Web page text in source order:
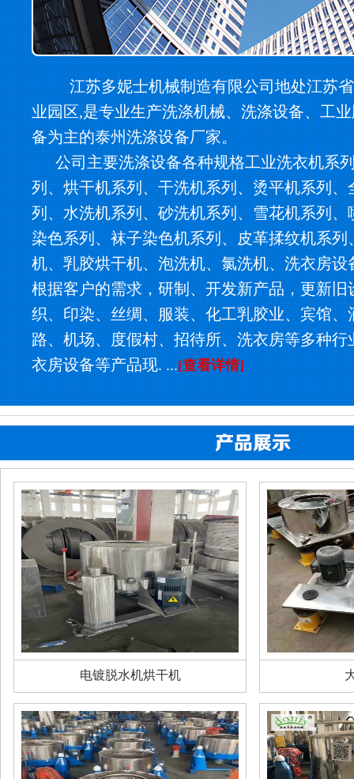
江苏多妮士机械制造有限公司地处江苏
业园区,是专业生产洗涤机械、洗涤设备、工
备为主的泰州洗涤设备厂家。
公司主要洗涤设备各种规格工业洗衣机系
列、烘干机系列、干洗机系列、烫平机系列、
列、水洗机系列、砂洗机系列、雪花机系列、
染色系列、袜子染色机系列、皮革揉纹机系列
机、乳胶烘干机、泡洗机、氯洗机、洗衣房设
根据客户的需求，研制、开发新产品，更新旧
织、印染、丝绸、服装、化工乳胶业、宾馆、
路、机场、度假村、招待所、洗衣房等多种行
衣房设备等产品现. ...[查看详情]
电镀脱水机烘干机